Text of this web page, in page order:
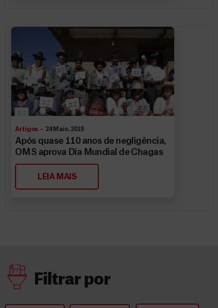
Artigos 24 Maio, 2019
Após quase 110 anos de negligência,
OMS aprova Dia Mundial de Chagas
LEIA MAIS
Filtrar por